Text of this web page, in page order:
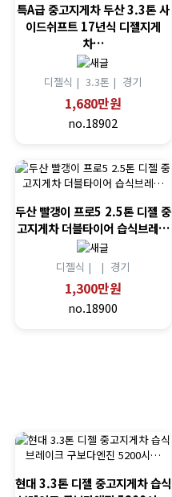
특A급 중고지게차 두산 3.3톤 사
이드쉬프트 17년식 디젤지게
차…
디젤식 |3.3톤 | 경기
1,680만원
no.18902
두산 빨갱이 프로5 2.5톤 디젤 중
고지게차 더블타이어 습식브레…
디젤식 | | 경기
1,300만원
no.18900
현대 3.3톤 디젤 중고지게차 습식